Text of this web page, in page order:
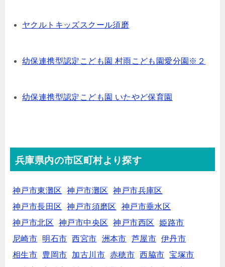
ヤクルトキッズスクール須磨
幼保連携型認定こども園 村雨こども園愛分園※２
幼保連携型認定こども園 いたやど保育園
兵庫県内の市区町村より探す
神戸市東灘区 神戸市灘区
神戸市兵庫区
神戸市長田区
神戸市須磨区
神戸市垂水区
神戸市北区
神戸市中央区 神戸市西区
姫路市
尼崎市
明石市 西宮市 洲本市 芦屋市 伊丹市
相生市
豊岡市 加古川市 赤穂市 西脇市
宝塚市